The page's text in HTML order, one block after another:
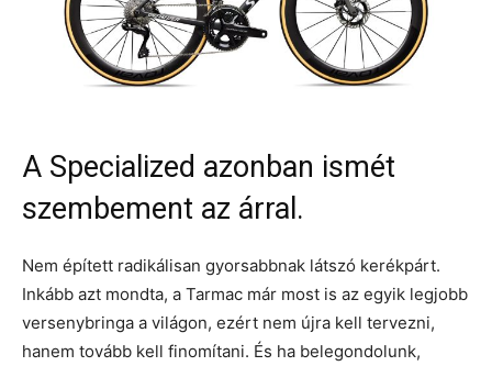
A Specialized azonban ismét
szembement az árral.
Nem épített radikálisan gyorsabbnak látszó kerékpárt.
Inkább azt mondta, a Tarmac már most is az egyik legjobb
versenybringa a világon, ezért nem újra kell tervezni,
hanem tovább kell finomítani. És ha belegondolunk,